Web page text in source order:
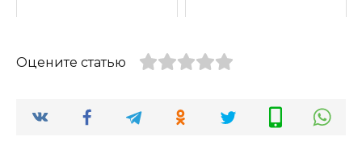
Оцените статью